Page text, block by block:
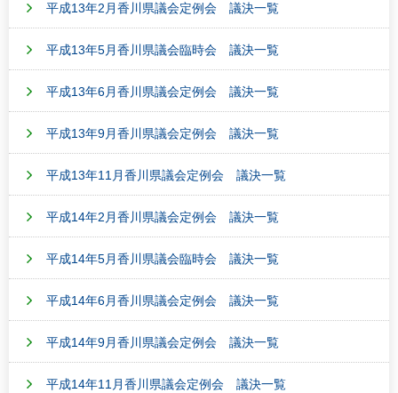
平成13年2月香川県議会定例会 議決一覧
平成13年5月香川県議会臨時会 議決一覧
平成13年6月香川県議会定例会 議決一覧
平成13年9月香川県議会定例会 議決一覧
平成13年11月香川県議会定例会 議決一覧
平成14年2月香川県議会定例会 議決一覧
平成14年5月香川県議会臨時会 議決一覧
平成14年6月香川県議会定例会 議決一覧
平成14年9月香川県議会定例会 議決一覧
平成14年11月香川県議会定例会 議決一覧